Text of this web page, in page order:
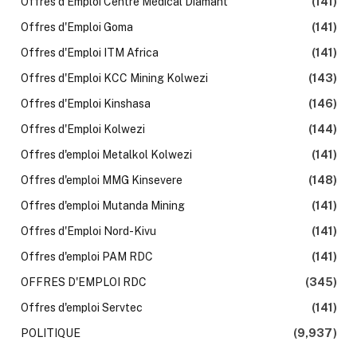
Offres d'Emploi Goma
(141)
Offres d'Emploi ITM Africa
(141)
Offres d'Emploi KCC Mining Kolwezi
(143)
Offres d'Emploi Kinshasa
(146)
Offres d'Emploi Kolwezi
(144)
Offres d'emploi Metalkol Kolwezi
(141)
Offres d'emploi MMG Kinsevere
(148)
Offres d'emploi Mutanda Mining
(141)
Offres d'Emploi Nord-Kivu
(141)
Offres d'emploi PAM RDC
(141)
OFFRES D'EMPLOI RDC
(345)
Offres d'emploi Servtec
(141)
POLITIQUE
(9,937)